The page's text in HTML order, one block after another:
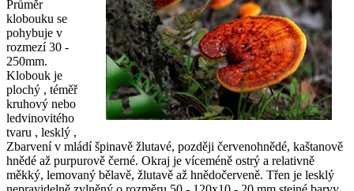
Průměr
klobouku se
pohybuje v
rozmezí 30 -
250mm.
Klobouk je
plochý , téměř
kruhový nebo
ledvinovitého
tvaru , lesklý ,
Zbarvení v mládí špinavě žlutavé, později červenohnědé, kaštanově
hnědé až purpurově černé. Okraj je víceméně ostrý a relativně
měkký, lemovaný bělavě, žlutavě až hnědočerveně. Třen je lesklý